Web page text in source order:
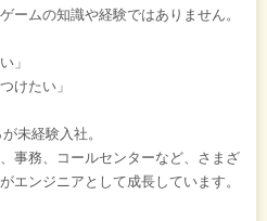
ームの知識や経験ではありません。
」
けたい」
未経験入社。
事務、コールセンターなど、さまざ
エンジニアとして成長しています。